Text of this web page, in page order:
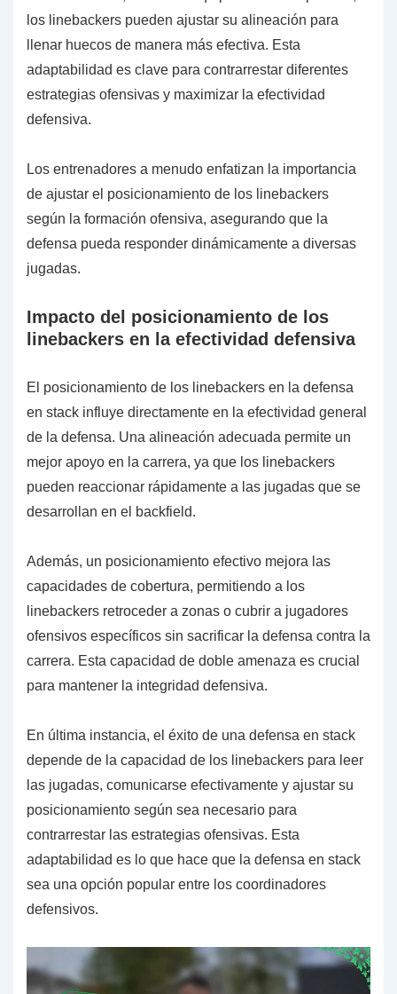
los linebackers pueden ajustar su alineación para
llenar huecos de manera más efectiva. Esta
adaptabilidad es clave para contrarrestar diferentes
estrategias ofensivas y maximizar la efectividad
defensiva.
Los entrenadores a menudo enfatizan la importancia
de ajustar el posicionamiento de los linebackers
según la formación ofensiva, asegurando que la
defensa pueda responder dinámicamente a diversas
jugadas.
Impacto del posicionamiento de los
linebackers en la efectividad defensiva
El posicionamiento de los linebackers en la defensa
en stack influye directamente en la efectividad general
de la defensa. Una alineación adecuada permite un
mejor apoyo en la carrera, ya que los linebackers
pueden reaccionar rápidamente a las jugadas que se
desarrollan en el backfield.
Además, un posicionamiento efectivo mejora las
capacidades de cobertura, permitiendo a los
linebackers retroceder a zonas o cubrir a jugadores
ofensivos específicos sin sacrificar la defensa contra la
carrera. Esta capacidad de doble amenaza es crucial
para mantener la integridad defensiva.
En última instancia, el éxito de una defensa en stack
depende de la capacidad de los linebackers para leer
las jugadas, comunicarse efectivamente y ajustar su
posicionamiento según sea necesario para
contrarrestar las estrategias ofensivas. Esta
adaptabilidad es lo que hace que la defensa en stack
sea una opción popular entre los coordinadores
defensivos.